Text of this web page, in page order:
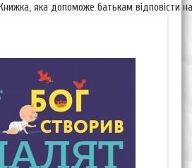
яка допоможе батькам відповісти